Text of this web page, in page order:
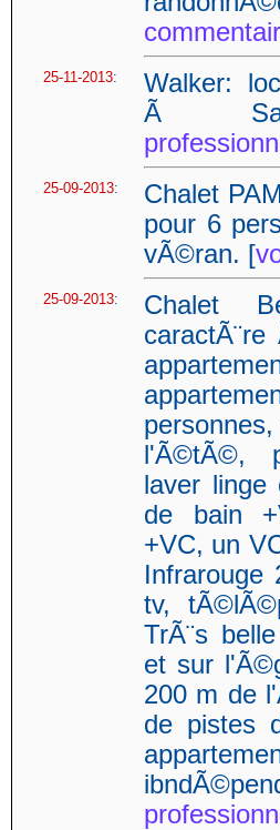
25-11-2013:
Walker:
Ã
25-09-2013:
Chalet
pour 6
vÃ©ran. [
25-09-2013:
Chalet
l'Ã©tÃ©,
laver linge
de bain
+VC, un
Infrarouge
tv,
TrÃ¨s
et sur
200 m de
de pistes